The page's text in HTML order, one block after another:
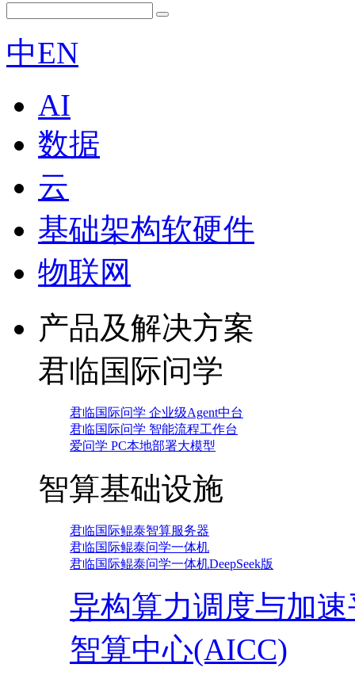
中EN
AI
数据
云
基础架构软硬件
物联网
产品及解决方案
君临国际问学
君临国际问学 企业级Agent中台
君临国际问学 智能流程工作台
爱问学 PC本地部署大模型
智算基础设施
君临国际鲲泰智算服务器
君临国际鲲泰问学一体机
君临国际鲲泰问学一体机DeepSeek版
异构算力调度与加
智算中心(AICC)